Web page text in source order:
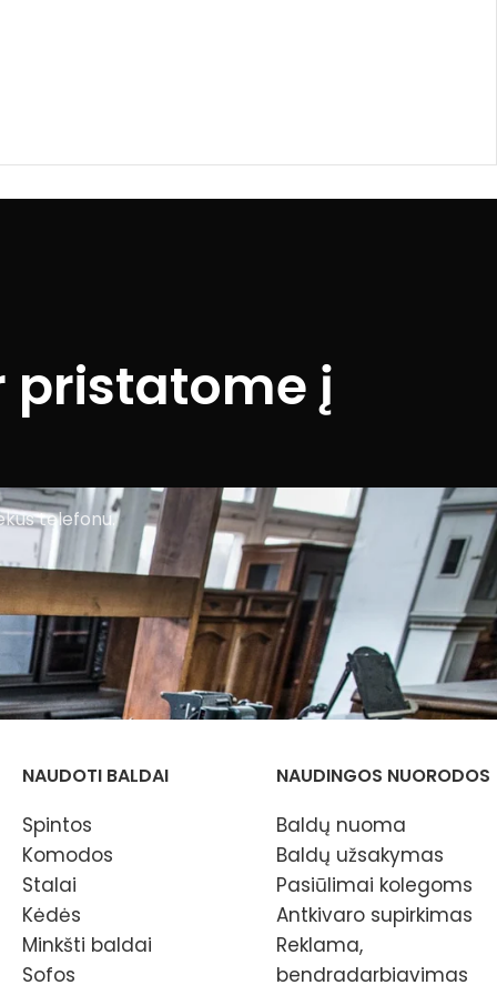
pristatome į
telefonu.
NAUDOTI BALDAI
Spintos
Komodos
Stalai
Kėdės
Minkšti baldai
Sofos
NAUDINGOS NUORODOS
Baldų nuoma
Baldų užsakymas
Pasiūlimai kolegoms
Antkivaro supirkimas
Reklama,
bendradarbiavimas